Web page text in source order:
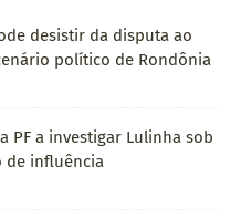
desistir da disputa ao
político de Rondônia
PF a investigar Lulinha sob
de influência